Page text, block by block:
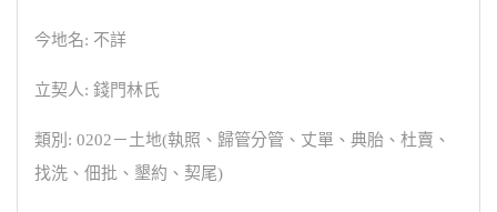
今地名: 不詳
立契人: 錢門林氏
類別: 0202－土地(執照、歸管分管、丈單、典胎、杜賣、
找洗、佃批、墾約、契尾)